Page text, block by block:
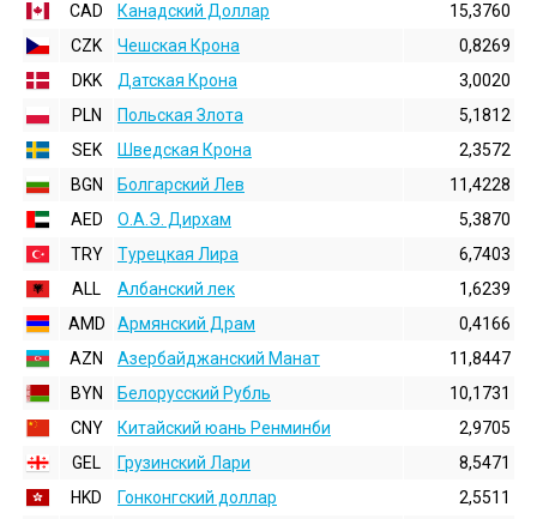
CAD
Канадский Доллар
15,3760
CZK
Чешская Крона
0,8269
DKK
Датская Крона
3,0020
PLN
Польская Злота
5,1812
SEK
Шведская Крона
2,3572
BGN
Болгарский Лев
11,4228
AED
О.А.Э. Дирхам
5,3870
TRY
Турецкая Лира
6,7403
ALL
Албанский лек
1,6239
AMD
Армянский Драм
0,4166
AZN
Азербайджанский Манат
11,8447
BYN
Белорусский Рубль
10,1731
CNY
Китайский юань Ренминби
2,9705
GEL
Грузинский Лари
8,5471
HKD
Гонконгский доллаp
2,5511